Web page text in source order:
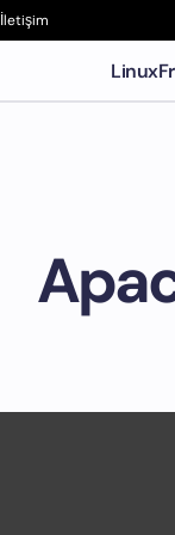
İletişim
Linux